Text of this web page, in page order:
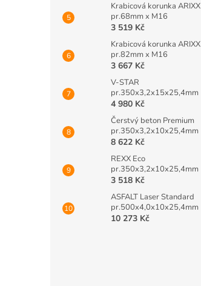
Krabicová korunka ARIXX
pr.68mm x M16
3 519 Kč
Krabicová korunka ARIXX
pr.82mm x M16
3 667 Kč
V-STAR
pr.350x3,2x15x25,4mm
4 980 Kč
Čerstvý beton Premium
pr.350x3,2x10x25,4mm
8 622 Kč
REXX Eco
pr.350x3,2x10x25,4mm
3 518 Kč
ASFALT Laser Standard
pr.500x4,0x10x25,4mm
10 273 Kč